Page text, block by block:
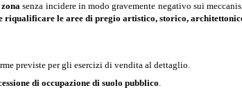
senza incidere in modo gravemente negativo sui
le aree di pregio artistico, storico,
previste per gli esercizi di vendita al dettaglio.
di occupazione di suolo pubblico.